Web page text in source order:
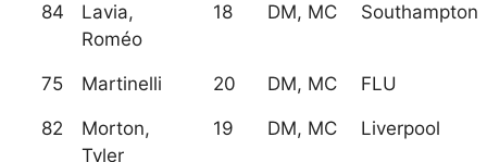
84
Lavia,
Roméo
18 DM, MC Southampton
75 Martinelli 20 DM, MC FLU
82
Morton,
Tyler
19 DM, MC Liverpool